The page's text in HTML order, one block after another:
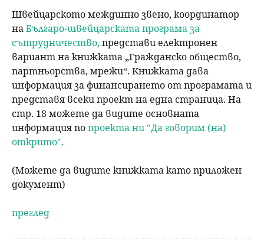
Швейцарското междинно звено, координатор
наБългаро-швейцарската програма за
сътрудничество, представи електронен
вариант на книжката „Гражданско общество,
партньорства, мрежи“. Книжката дава
информация за финансирането от програмата и
представя всеки проект на една страница. На
стр. 18 можете да видите основната
информация попроекта ни "Да говорим (на)
открито".
(Можете да видите книжката като приложен
документ)
преглед